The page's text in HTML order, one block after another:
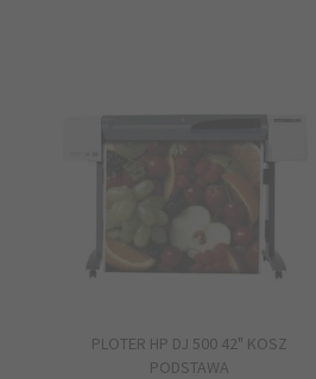
PLOTER HP DJ 500 42" KOSZ
PODSTAWA